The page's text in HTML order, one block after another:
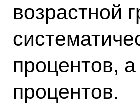
возрастной
процентов,
процентов.